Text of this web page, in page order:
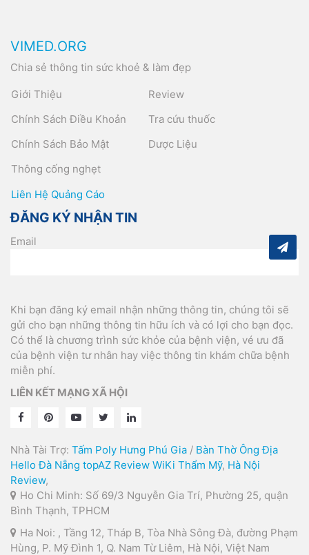
VIMED.ORG
Chia sẻ thông tin sức khoẻ & làm đẹp
Giới Thiệu
Chính Sách Điều Khoản
Chính Sách Bảo Mật
Thông cống nghẹt
Review
Tra cứu thuốc
Dược Liệu
Liên Hệ Quảng Cáo
ĐĂNG KÝ NHẬN TIN
Email
Khi bạn đăng ký email nhận những thông tin, chúng tôi sẽ
gửi cho bạn những thông tin hữu ích và có lợi cho bạn đọc.
Có thể là chương trình sức khỏe của bệnh viện, vé ưu đã
của bệnh viện tư nhân hay việc thông tin khám chữa bệnh
miễn phí.
LIÊN KẾT MẠNG XÃ HỘI
Nhà Tài Trợ: Tấm Poly Hưng Phú Gia / Bàn Thờ Ông Địa
Hello Đà Nẵng topAZ Review WiKi Thẩm Mỹ, Hà Nội
Review,
Ho Chi Minh: Số 69/3 Nguyễn Gia Trí, Phường 25, quận
Bình Thạnh, TPHCM
Ha Noi: , Tầng 12, Tháp B, Tòa Nhà Sông Đà, đường Phạm
Hùng, P. Mỹ Đình 1, Q. Nam Từ Liêm, Hà Nội, Việt Nam